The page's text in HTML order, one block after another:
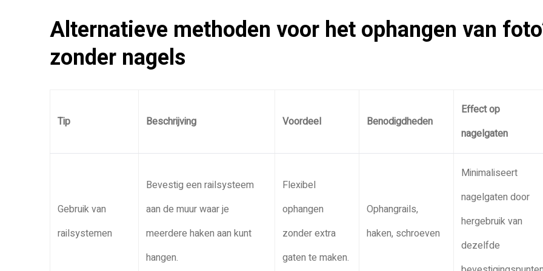
Alternatieve methoden voor het ophangen van
zonder nagels
Tip Beschrijving Voordeel Benodigdheden
Effect op
nagelgaten
Gebruik van
railsystemen
Bevestig een railsysteem
aan de muur waar je
meerdere haken aan kunt
hangen.
Flexibel
ophangen
zonder extra
gaten te maken.
Ophangrails,
haken, schroeven
Minimaliseert
nagelgaten door
hergebruik van
dezelfde